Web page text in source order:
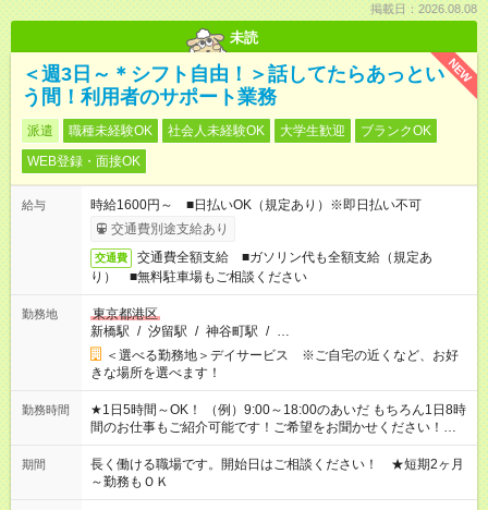
掲載日：2026.08.08
未読
NEW
＜週3日～＊シフト自由！＞話してたらあっとい
う間！利用者のサポート業務
派遣 職種未経験OK 社会人未経験OK 大学生歓迎
ブランクOK
WEB登録・面接OK
給与
時給1600円～ ■日払いOK（規定あり）※即日払い不可
交通費別途支給あり
交通費
交通費全額支給 ■ガソリン代も全額支給（規定あ
り） ■無料駐車場もご相談ください
勤務地
東京都港区
新橋駅 / 汐留駅 / 神谷町駅 / …
＜選べる勤務地＞デイサービス ※ご自宅の近くなど、お好
きな場所を選べます！
勤務時間
★1日5時間～OK！ （例）9:00～18:00のあいだ もちろん1日8時
間のお仕事もご紹介可能です！ご希望をお聞かせください！★家
庭の都合でお休みが必要な場合も遠慮なくご相談ください。 ※
週最低15時間以上の勤務が必要です
期間
長く働ける職場です。開始日はご相談ください！ ★短期2ヶ月
～勤務もＯＫ